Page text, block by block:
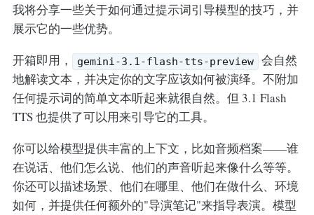
我将分享一些关于如何通过提示词引导模型的技巧，并
展示它的一些优势。
开箱即用，
gemini-3.1-flash-tts-preview
会自然
地解读文本，并决定你的文字应该如何被演绎。不附加
任何提示词的简单文本听起来就很自然。但 3.1 Flash
TTS 也提供了可以用来引导它的工具。
你可以给模型提供丰富的上下文，比如音频档案——谁
在说话、他们怎么说、他们的声音听起来像什么等等。
你还可以描述场景、他们在哪里、他们在做什么、环境
如何，并提供任何额外的"导演笔记"来指导表演。模型